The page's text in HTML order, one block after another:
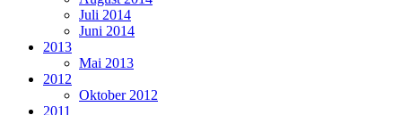
Juli 2014
Juni 2014
2013
Mai 2013
2012
Oktober 2012
2011